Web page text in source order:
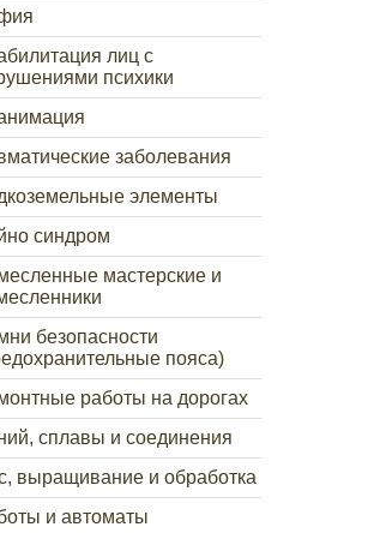
лиц с
психики
заболевания
элементы
синдром
мастерские и
безопасности
пояса)
работы на дорогах
сплавы и соединения
выращивание и обработка
и автоматы